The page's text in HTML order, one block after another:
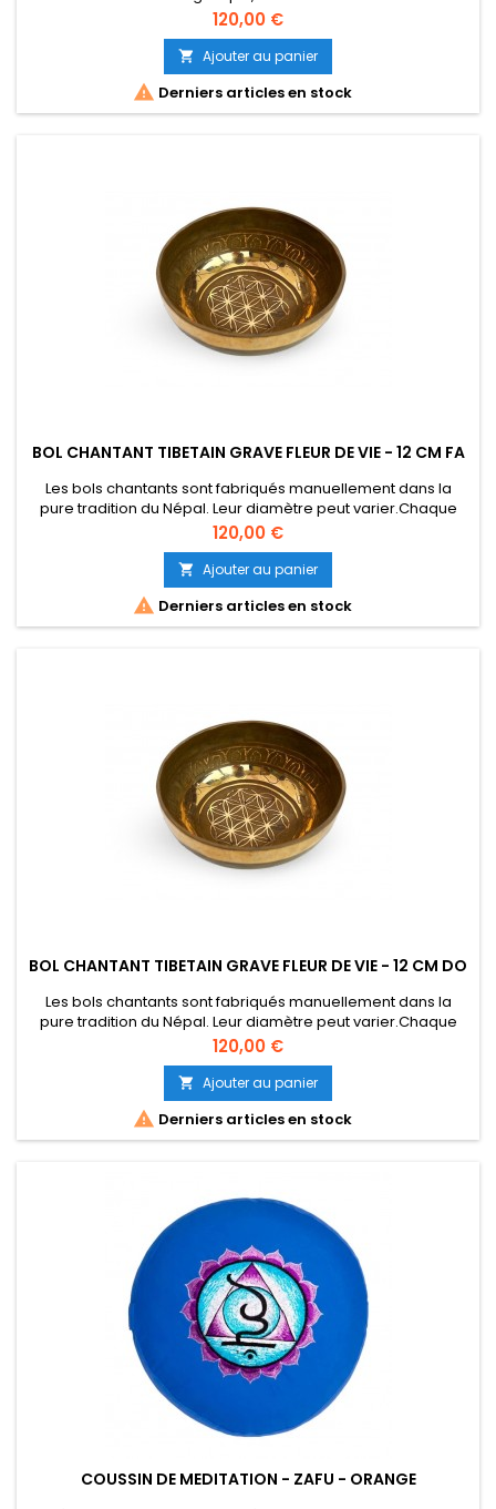
Prix
120,00 €
 Ajouter au panier
 Derniers articles en stock
BOL CHANTANT TIBETAIN GRAVE FLEUR DE VIE - 12 CM FA
Les bols chantants sont fabriqués manuellement dans la
pure tradition du Népal. Leur diamètre peut varier.Chaque
bol est unique, le design / la couleur peuvent être quelque
peu différents de la photo affichée. Environs 12 cm sur 7 cm.
530 gr Note : FA Son longue durée. vendu sans maillet en
bois
Prix
120,00 €
 Ajouter au panier
 Derniers articles en stock
BOL CHANTANT TIBETAIN GRAVE FLEUR DE VIE - 12 CM DO
Les bols chantants sont fabriqués manuellement dans la
pure tradition du Népal. Leur diamètre peut varier.Chaque
bol est unique, le design / la couleur peuvent être quelque
peu différents de la photo affichée. Environs 12 cm sur 7 cm.
530 gr Note : DO Son longue durée. vendu sans maillet en
bois
Prix
120,00 €
 Ajouter au panier
 Derniers articles en stock
COUSSIN DE MEDITATION - ZAFU - ORANGE